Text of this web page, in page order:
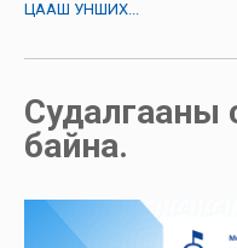
ЦААШ УНШИХ...
Судалгааны
байна.